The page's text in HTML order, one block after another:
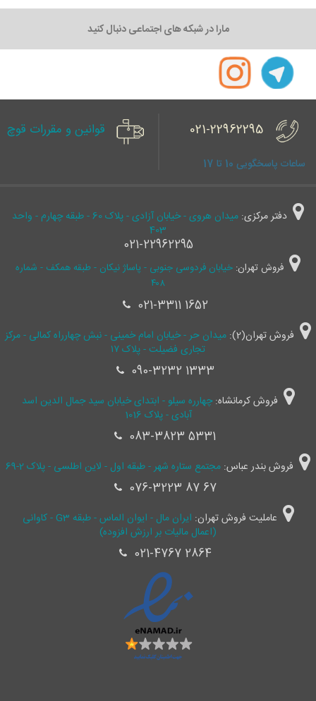
مارا در شبکه های اجتماعی دنبال کنید
021-22962295
ساعات پاسخگویی 10 تا 17
قوانین و مقررات قوچ
دفتر مرکزی:
میدان هروی - خیابان آزادی - پلاک 60 - طبقه چهارم - واحد
403
021-22962295
فروش تهران: خیابان فردوسی جنوبی - پاساژ نیکان - طبقه همکف - شماره
۴۰۸
021-3311 1652
فروش تهران(2):
میدان حر - خیابان امام خمینی - نبش چهارراه کمالی - مرکز
تجاری فضیلت - پلاک ۱۷
090-3232 1333
فروش کرمانشاه:چهارره سیلو - ابتدای خیابان سید جمال ‌الدین اسد
آبادی - پلاک 1016
083-3823 5331
فروش بندر عباس: مجتمع ستاره شهر - طبقه اول - لاین اطلسی - پلاک 2-69
076-3223 87 67
عاملیت فروش تهران:
ایران مال - ایوان الماس - طبقه G3 - کاوانی
(اعمال مالیات بر ارزش افزوده)
021-4767 2864